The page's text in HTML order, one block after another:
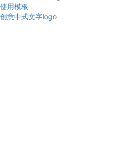
使用模板
创意中式文字logo